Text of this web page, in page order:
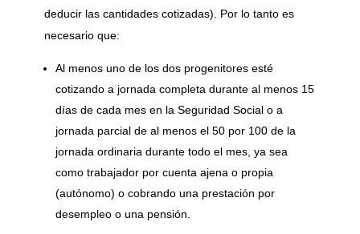
deducir las cantidades cotizadas). Por lo tanto es
necesario que:
Al menos uno de los dos progenitores esté
cotizando a jornada completa durante al menos 15
días de cada mes en la Seguridad Social o a
jornada parcial de al menos el 50 por 100 de la
jornada ordinaria durante todo el mes, ya sea
como trabajador por cuenta ajena o propia
(autónomo) o cobrando una prestación por
desempleo o una pensión.